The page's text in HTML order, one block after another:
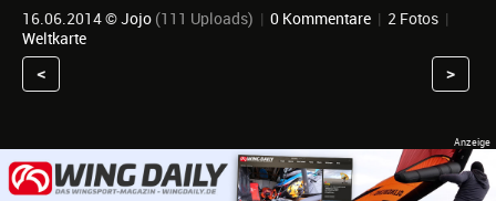
16.06.2014 ©Jojo (111 Uploads) | 0 Kommentare | 2 Fotos |
Weltkarte
< >